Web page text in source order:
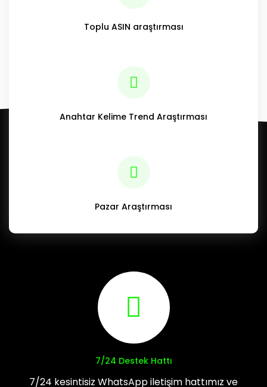
Toplu ASIN araştırması
Anahtar Kelime Trend Araştırması
Pazar Araştırması
7/24 Destek Hattı
7/24 kesintisiz WhatsApp iletişim hattımız ve